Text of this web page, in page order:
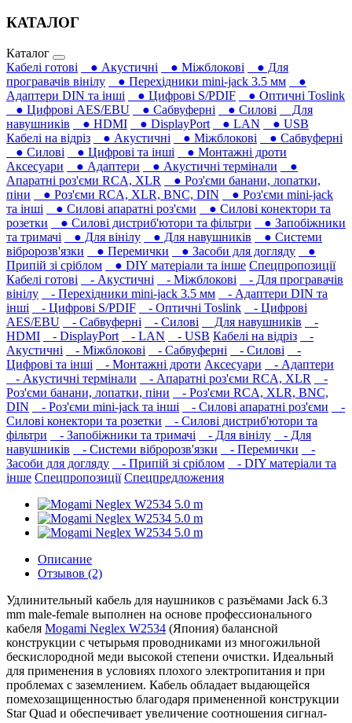
КАТАЛОГ
Каталог
Кабелі готові
● Акустичні ● Міжблокові
● Для
програвачів вінілу
● Перехідники mini-jack 3.5 мм
●
Адаптери DIN та інші
● Цифрові S/PDIF
● Оптичні Toslink
● Цифрові AES/EBU
● Сабвуферні ● Силові
Для
навушників‎
● HDMI ● DisplayPort ● LAN
● USB
Кабелі на відріз
● Акустичні ● Міжблокові
● Сабвуферні
● Силові
● Цифрові та інші
● Монтажні дроти
Аксесуари
● Адаптери ● Акустичні термінали
●
Апаратні роз'єми RCA, XLR
● Роз'єми банани, лопатки,
піни
● Роз'єми RCA, XLR, BNC, DIN
● Роз'єми mini-jack
та інші
● Силові апаратні роз'єми
● Силові конектори та
розетки
● Силові дистриб'ютори та фільтри
● Запобіжники
та тримачі
● Для вінілу ● Для навушників‎
● Системи
вібророзв'язки
● Перемички ● Засоби для догляду
●
Припій зі сріблом
● DIY матеріали та інше Спецпропозиції
Кабелі готові
- Акустичні - Міжблокові
- Для програвачів
вінілу
- Перехідники mini-jack 3.5 мм
- Адаптери DIN та
інші
- Цифрові S/PDIF - Оптичні Toslink
- Цифрові
AES/EBU
- Сабвуферні - Силові Для навушників‎
-
HDMI
- DisplayPort - LAN - USB Кабелі на відріз
-
Акустичні
- Міжблокові - Сабвуферні - Силові
-
Цифрові та інші
- Монтажні дроти Аксесуари
- Адаптери
- Акустичні термінали
- Апаратні роз'єми RCA, XLR
-
Роз'єми банани, лопатки, піни
- Роз'єми RCA, XLR, BNC,
DIN
- Роз'єми mini-jack та інші - Силові апаратні роз'єми
-
Силові конектори та розетки
- Силові дистриб'ютори та
фільтри
- Запобіжники та тримачі - Для вінілу
- Для
навушників‎
- Системи вібророзв'язки - Перемички
-
Засоби для догляду
- Припій зі сріблом
- DIY матеріали та
інше Спецпропозиції Спецпредложения
Описание
Отзывов (2)
Удлинительный кабель для наушников с разъёмами Jack 6.3
mm male-female выполнен на основе профессионального
кабеля Mogami Neglex W2534 (Япония) балансной
конструкции с четырьмя проводниками из многожильной
бескислородной меди высокой степени очистки. Идеальный
для применения в условиях плохого электропитания и при
проблемах с заземлением. Кабель обладает выдающейся
помехозащищенностью благодаря примененной конструкции
Star Quad и обеспечивает увеличение соотношения сигнал-